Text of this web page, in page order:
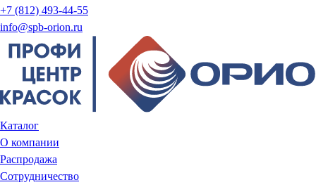
+7 (812) 493-44-55
info@spb-orion.ru
Каталог
О компании
Распродажа
Сотрудничество